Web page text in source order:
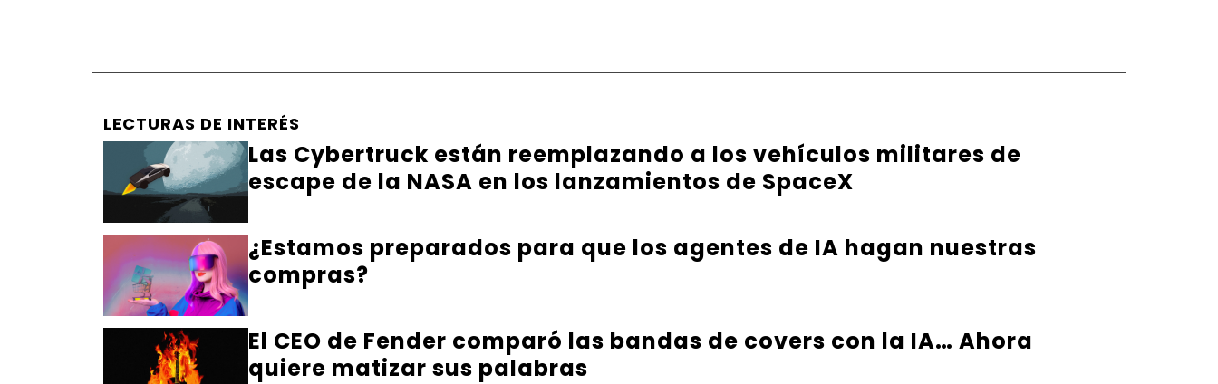
LECTURAS DE INTERÉS
Las Cybertruck están reemplazando a los vehículos militares de
escape de la NASA en los lanzamientos de SpaceX
¿Estamos preparados para que los agentes de IA hagan nuestras
compras?
El CEO de Fender comparó las bandas de covers con la IA… Ahora
quiere matizar sus palabras